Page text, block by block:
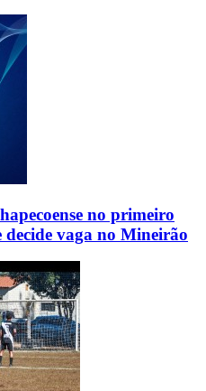
no primeiro
vaga no Mineirão